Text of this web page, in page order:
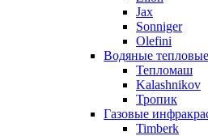
Jax
Sonniger
Olefini
Водяные
Тепломаш
Kalashnikov
Тропик
Газовые
Timberk